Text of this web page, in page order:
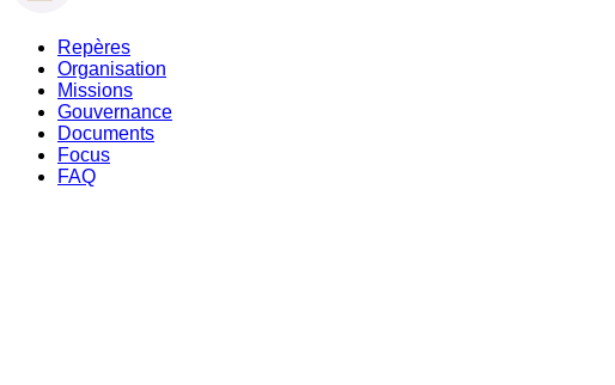
Repères
Organisation
Missions
Gouvernance
Documents
Focus
FAQ